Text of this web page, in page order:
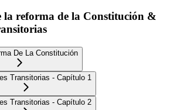
reforma de la Constitución &
De La Constitución
Transitorias - Capítulo 1
Transitorias - Capítulo 2